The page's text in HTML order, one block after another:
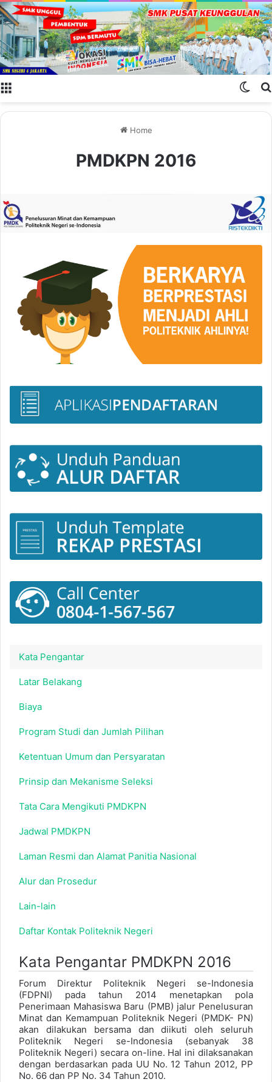
Home
PMDKPN 2016
Kata Pengantar
Latar Belakang
Biaya
Program Studi dan Jumlah Pilihan
Ketentuan Umum dan Persyaratan
Prinsip dan Mekanisme Seleksi
Tata Cara Mengikuti PMDKPN
Jadwal PMDKPN
Laman Resmi dan Alamat Panitia Nasional
Alur dan Prosedur
Lain-lain
Daftar Kontak Politeknik Negeri
Kata Pengantar PMDKPN 2016
Forum Direktur Politeknik Negeri se-Indonesia
(FDPNI) pada tahun 2014 menetapkan pola
Penerimaan Mahasiswa Baru (PMB) jalur Penelusuran
Minat dan Kemampuan Politeknik Negeri (PMDK- PN)
akan dilakukan bersama dan diikuti oleh seluruh
Politeknik Negeri se-Indonesia (sebanyak 38
Politeknik Negeri) secara on-line. Hal ini dilaksanakan
dengan berdasarkan pada UU No. 12 Tahun 2012, PP
No. 66 dan PP No. 34 Tahun 2010.